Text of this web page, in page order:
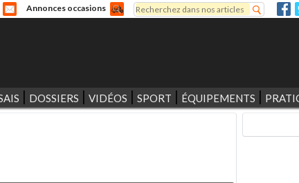
Annonces occasions
Formulaire de recherche
Rechercher
DOSSIERS VIDÉOS SPORT ÉQUIPEMENTS